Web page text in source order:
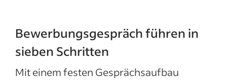
Bewerbungsgespräch führen in
sieben Schritten
Mit einem festen Gesprächsaufbau